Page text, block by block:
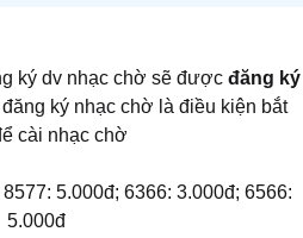
ký dv nhạc chờ sẽ được đăng ký
ký nhạc chờ là điều kiện bắt
cài nhạc chờ
5.000đ; 6366: 3.000đ; 6566:
5.000đ